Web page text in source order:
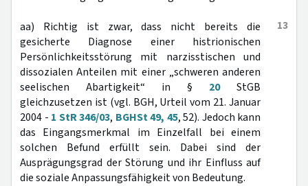
13
aa) Richtig ist zwar, dass nicht bereits die
gesicherte Diagnose einer histrionischen
Persönlichkeitsstörung mit narzisstischen und
dissozialen Anteilen mit einer „schweren anderen
seelischen Abartigkeit“ in § 20StGB
gleichzusetzen ist (vgl. BGH, Urteil vom 21. Januar
2004 - 1 StR 346/03, BGHSt 49, 45, 52). Jedoch kann
das Eingangsmerkmal im Einzelfall bei einem
solchen Befund erfüllt sein. Dabei sind der
Ausprägungsgrad der Störung und ihr Einfluss auf
die soziale Anpassungsfähigkeit von Bedeutung.